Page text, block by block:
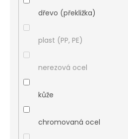
dřevo (překližka)
plast (PP, PE)
nerezová ocel
kůže
chromovaná ocel